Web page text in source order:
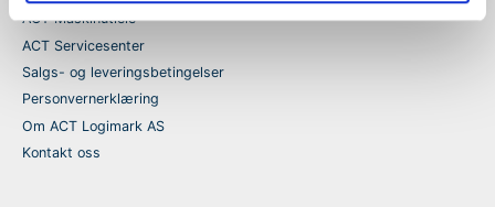
ACT Maskinutleie
ACT Servicesenter
Salgs- og leveringsbetingelser
Personvernerklæring
Om ACT Logimark AS
Kontakt oss